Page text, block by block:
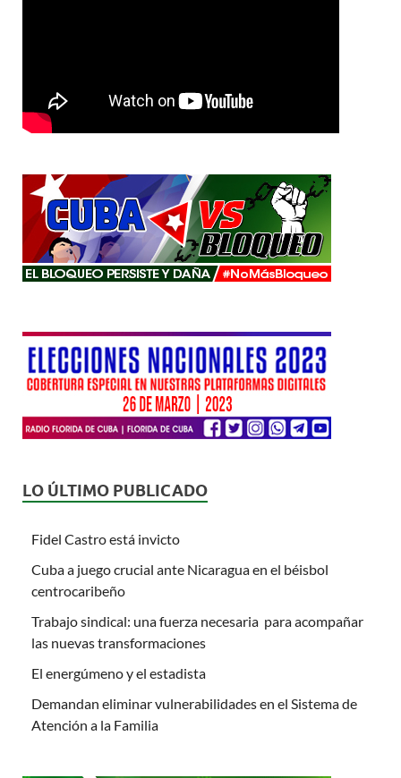
LO ÚLTIMO PUBLICADO
Fidel Castro está invicto
Cuba a juego crucial ante Nicaragua en el béisbol
centrocaribeño
Trabajo sindical: una fuerza necesaria para acompañar
las nuevas transformaciones
El energúmeno y el estadista
Demandan eliminar vulnerabilidades en el Sistema de
Atención a la Familia